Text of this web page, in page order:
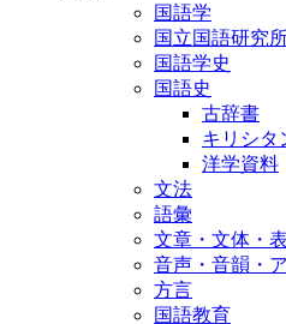
国語学
国立国語研究
国語学史
国語史
古辞書
キリシタ
洋学資料
文法
語彙
文章・文体・
音声・音韻・
方言
国語教育